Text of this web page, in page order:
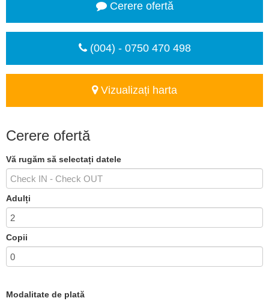
Cerere ofertă
(004) - 0750 470 498
Vizualizați harta
Cerere ofertă
Vă rugăm să selectați datele
Adulți
Copii
Modalitate de plată